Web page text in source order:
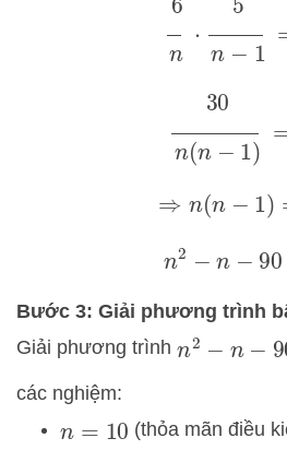
6 n−
n(n
⇒n(n − 1)=
n2 −n −90
Bước 3: Giải phương trình
Giải phương trình n2 −n − 90 =
các nghiệm:
n=10 (thỏa mãn điều